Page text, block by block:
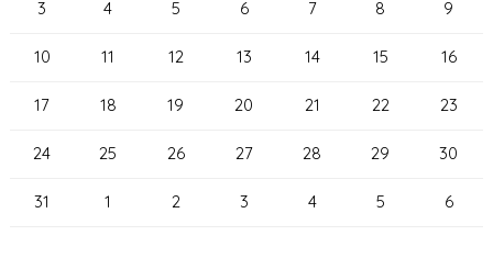
3 4 5 6 7 8 9
10 11 12 13 14 15 16
17 18 19 20 21 22 23
24 25 26 27 28 29 30
31 1 2 3 4 5 6